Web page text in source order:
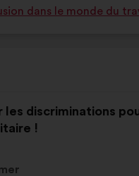
dans le monde du
discriminations
!